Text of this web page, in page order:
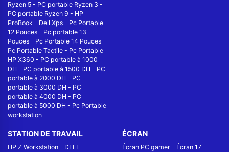
Ryzen 5 - PC portable Ryzen 3 -
PC portable Ryzen 9 - HP
ProBook - Dell Xps - Pc Portable
12 Pouces - Pc portable 13
Pouces - Pc Portable 14 Pouces -
Pc Portable Tactile - Pc Portable
HP X360 - PC portable à 1000
DH - PC portable à 1500 DH - PC
portable à 2000 DH - PC
portable à 3000 DH - PC
portable à 4000 DH - PC
portable à 5000 DH - Pc Portable
workstation
STATION DE TRAVAIL
HP Z Workstation - DELL
ÉCRAN
Écran PC gamer - Écran 17